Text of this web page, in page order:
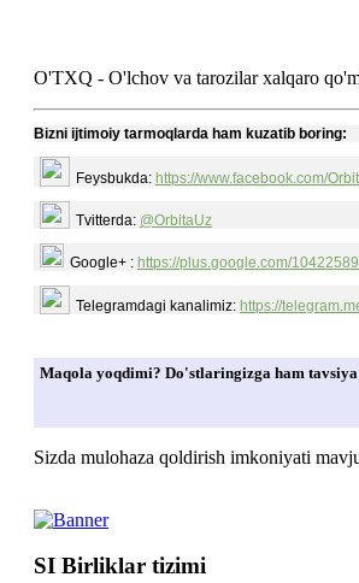
O'TXQ - O'lchov va tarozilar xalqaro
Bizni ijtimoiy tarmoqlarda ham kuzatib boring:
Feysbukda: https://www.facebook.com/
Tvitterda: @OrbitaUz
Google+ : https://plus.google.com/
Telegramdagi kanalimiz: https://
Maqola yoqdimi? Do'stlaringizga ham
Sizda mulohaza qoldirish imkoniyati
SI Birliklar tizimi